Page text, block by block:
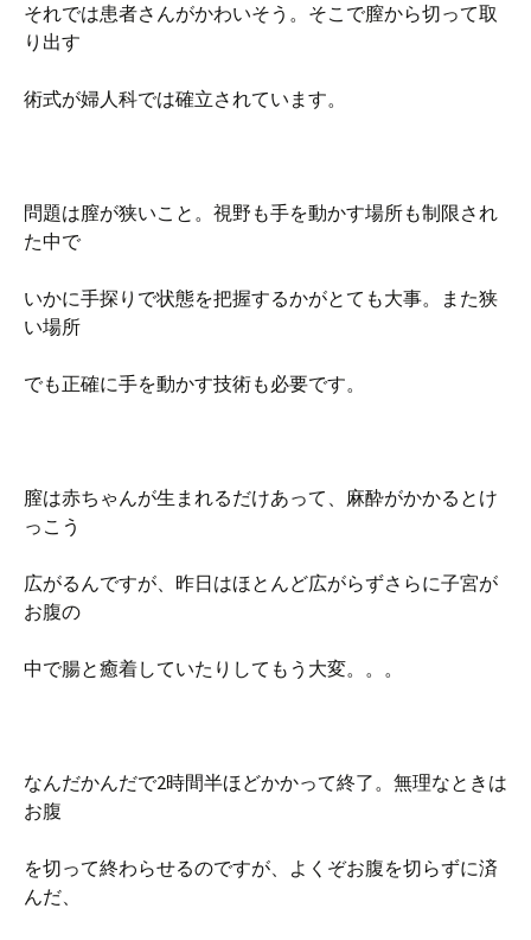
それでは患者さんがかわいそう。そこで膣から切って取
り出す
術式が婦人科では確立されています。
問題は膣が狭いこと。視野も手を動かす場所も制限され
た中で
いかに手探りで状態を把握するかがとても大事。また狭
い場所
でも正確に手を動かす技術も必要です。
膣は赤ちゃんが生まれるだけあって、麻酔がかかるとけ
っこう
広がるんですが、昨日はほとんど広がらずさらに子宮が
お腹の
中で腸と癒着していたりしてもう大変。。。
なんだかんだで2時間半ほどかかって終了。無理なときは
お腹
を切って終わらせるのですが、よくぞお腹を切らずに済
んだ、